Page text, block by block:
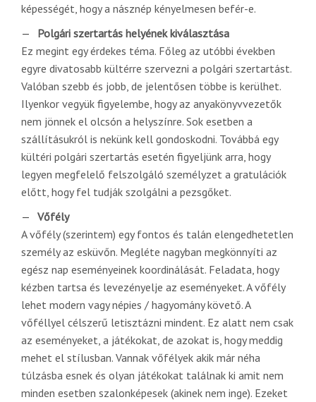
képességét, hogy a násznép kényelmesen befér-e.
Polgári szertartás helyének kiválasztása
Ez megint egy érdekes téma. Főleg az utóbbi években
egyre divatosabb kültérre szervezni a polgári szertartást.
Valóban szebb és jobb, de jelentősen többe is kerülhet.
Ilyenkor vegyük figyelembe, hogy az anyakönyvvezetők
nem jönnek el olcsón a helyszínre. Sok esetben a
szállításukról is nekünk kell gondoskodni. Továbbá egy
kültéri polgári szertartás esetén figyeljünk arra, hogy
legyen megfelelő felszolgáló személyzet a gratulációk
előtt, hogy fel tudják szolgálni a pezsgőket.
Vőfély
A vőfély (szerintem) egy fontos és talán elengedhetetlen
személy az esküvőn. Megléte nagyban megkönnyíti az
egész nap eseményeinek koordinálását. Feladata, hogy
kézben tartsa és levezényelje az eseményeket. A vőfély
lehet modern vagy népies / hagyomány követő. A
vőféllyel célszerű letisztázni mindent. Ez alatt nem csak
az eseményeket, a játékokat, de azokat is, hogy meddig
mehet el stílusban. Vannak vőfélyek akik már néha
túlzásba esnek és olyan játékokat találnak ki amit nem
minden esetben szalonképesek (akinek nem inge). Ezeket